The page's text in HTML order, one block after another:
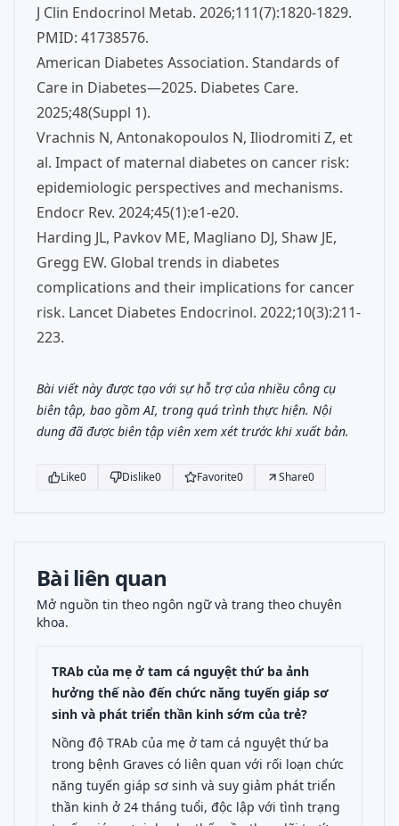
J Clin Endocrinol Metab. 2026;111(7):1820-1829.
PMID: 41738576.
American Diabetes Association. Standards of
Care in Diabetes—2025. Diabetes Care.
2025;48(Suppl 1).
Vrachnis N, Antonakopoulos N, Iliodromiti Z, et
al. Impact of maternal diabetes on cancer risk:
epidemiologic perspectives and mechanisms.
Endocr Rev. 2024;45(1):e1-e20.
Harding JL, Pavkov ME, Magliano DJ, Shaw JE,
Gregg EW. Global trends in diabetes
complications and their implications for cancer
risk. Lancet Diabetes Endocrinol. 2022;10(3):211-
223.
Bài viết này được tạo với sự hỗ trợ của nhiều công cụ
biên tập, bao gồm AI, trong quá trình thực hiện. Nội
dung đã được biên tập viên xem xét trước khi xuất bản.
Like0 Dislike0 Favorite0 Share0
Bài liên quan
Mở nguồn tin theo ngôn ngữ và trang theo chuyên
khoa.
TRAb của mẹ ở tam cá nguyệt thứ ba ảnh
hưởng thế nào đến chức năng tuyến giáp sơ
sinh và phát triển thần kinh sớm của trẻ?
Nồng độ TRAb của mẹ ở tam cá nguyệt thứ ba
trong bệnh Graves có liên quan với rối loạn chức
năng tuyến giáp sơ sinh và suy giảm phát triển
thần kinh ở 24 tháng tuổi, độc lập với tình trạng